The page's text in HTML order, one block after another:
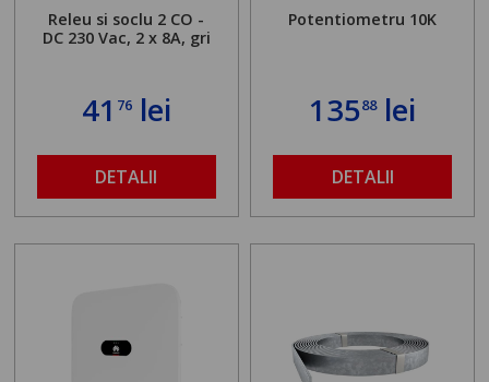
Releu si soclu 2 CO -
DC 230 Vac, 2 x 8A, gri
41 76lei
DETALII
Potentiometru 10K
13588lei
DETALII